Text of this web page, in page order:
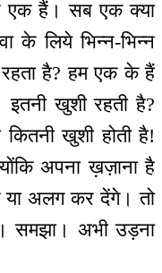
हैं। सब एक क्या
के लिये भिन्न-भिन्न
रहता है? हम एक के हैं
खुशी रहती है?
खुशी होती है!
अपना ख़ज़ाना है
या अलग कर देंगे। तो
समझा। अभी उड़ना